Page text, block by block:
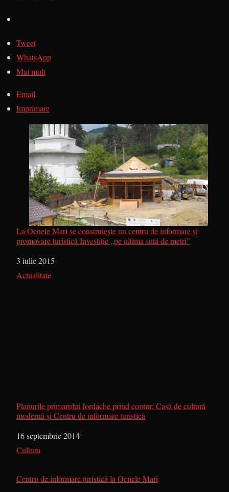
Tweet
WhatsApp
Mai mult
Email
Imprimare
La Ocnele Mari se construieşte un centru de informare şi
promovare turistică Investiţie „pe ultima sută de metri”
Dată
3 iulie 2015
În legătură cu
Actualitate
Planurile primarului Iordache prind contur: Casă de cultură
modernă şi Centru de informare turistică
Dată
16 septembrie 2014
În legătură cu
Cultura
Centru de informare turistică la Ocnele Mari